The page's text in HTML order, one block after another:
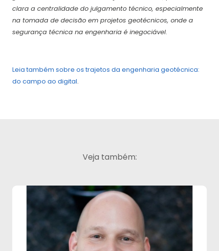
clara a centralidade do julgamento técnico, especialmente
na tomada de decisão em projetos geotécnicos, onde a
segurança técnica na engenharia é inegociável.
Leia também sobre os trajetos da engenharia geotécnica:
do campo ao digital.
Veja também: